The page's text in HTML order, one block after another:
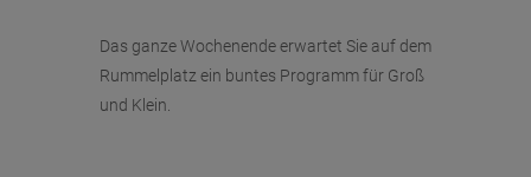
Das ganze Wochenende erwartet Sie auf dem
Rummelplatz ein buntes Programm für Groß
und Klein.